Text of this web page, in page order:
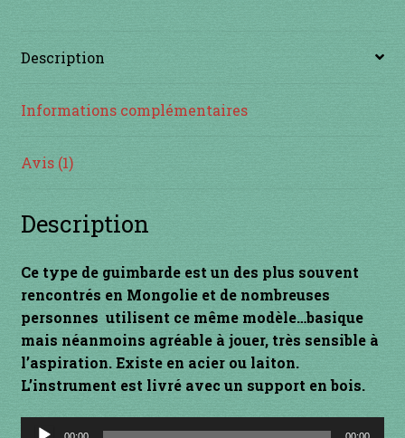
INSTRUMENTS DIVERS
je suis confirmé
je suis débutant
Newsletter
Panier
Description
Informations complémentaires
Avis (1)
Description
Ce type de guimbarde est un des plus souvent
rencontrés en Mongolie et de nombreuses
personnes utilisent ce même modèle…basique
mais néanmoins agréable à jouer, très sensible à
l’aspiration. Existe en acier ou laiton.
L’instrument est livré avec un support en bois.
Lecteur